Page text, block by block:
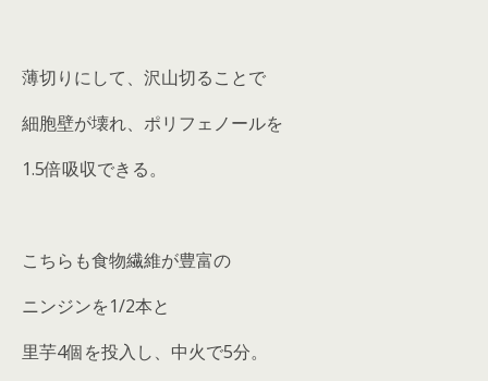
薄切りにして、沢山切ることで
細胞壁が壊れ、ポリフェノールを
1.5倍吸収できる。
こちらも食物繊維が豊富の
ニンジンを1/2本と
里芋4個を投入し、中火で5分。